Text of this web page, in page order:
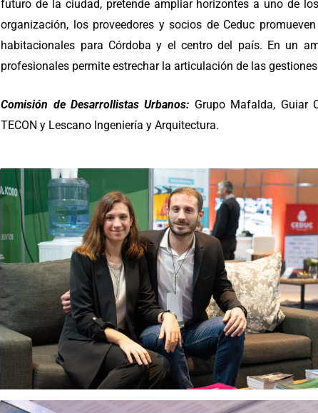
futuro de la ciudad, pretende ampliar horizontes a uno de
organización, los proveedores y socios de Ceduc
habitacionales para Córdoba y el centro del país. En un
profesionales permite estrechar la articulación de las
Comisión de Desarrollistas Urbanos: Grupo Mafalda, Guiar
TECON y Lescano Ingeniería y Arquitectura.